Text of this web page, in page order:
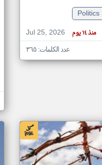
Politics
Jul 25, 2026
منذ ١٤ يوم
عدد الكلمات: ٣٦٥